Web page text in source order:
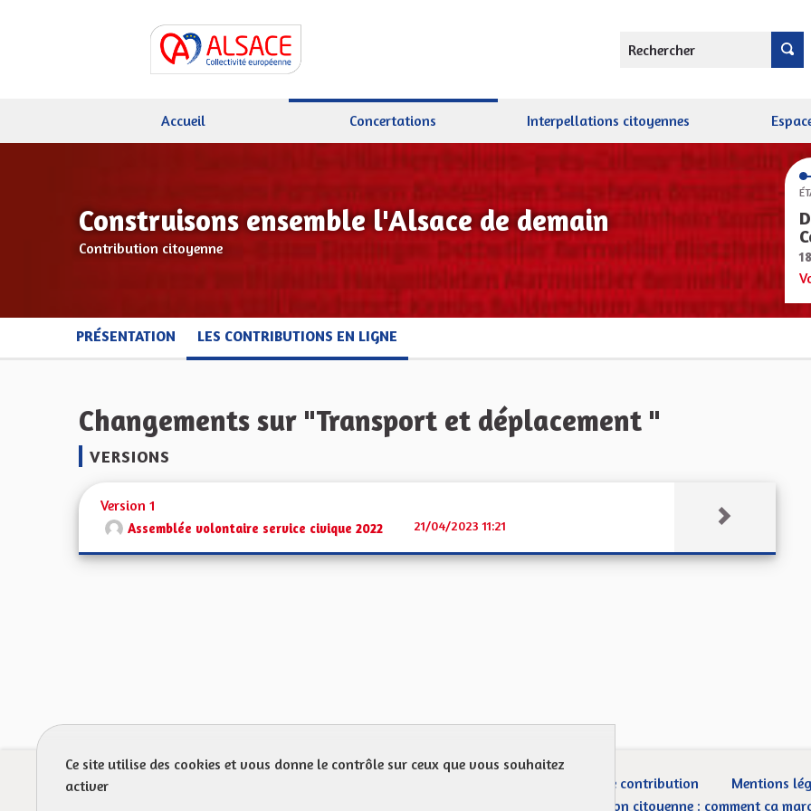
Rechercher
Accueil Concertations Interpellations citoyennes
Construisons ensemble l'Alsace de demain
Contribution citoyenne
PRÉSENTATION LES CONTRIBUTIONS EN LIGNE
Changements sur "Transport et déplacement "
VERSIONS
Version 1
Assemblée volontaire service civique 2022 21/04/2023 11:21
Charte de contribution
Mentions
Droit d’interpellation citoyenne : comment ça
Ce site utilise des cookies et vous donne le contrôle sur ceux que vous souhaitez
activer